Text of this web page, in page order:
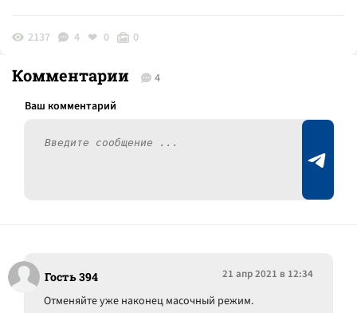
2137 4 0 0
Комментарии 4
Гость 394 21 апр 2021 в 12:34
Отменяйте уже наконец масочный режим.